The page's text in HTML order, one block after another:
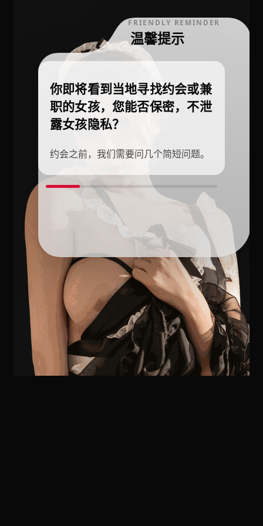
FRIENDLY REMINDER
温馨提示
你即将看到当地寻找约会或兼
职的女孩，您能否保密，不泄
露女孩隐私？
约会之前，我们需要问几个简短问题。